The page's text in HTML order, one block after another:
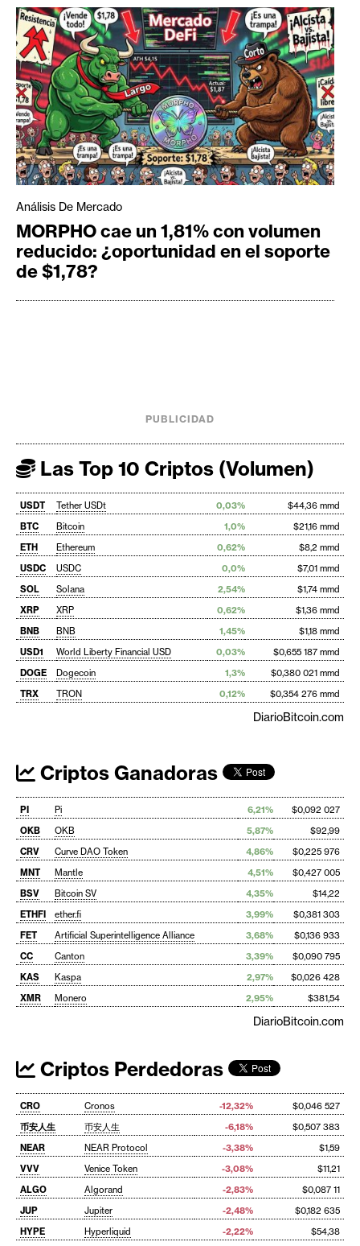
Análisis De Mercado
MORPHO cae un 1,81% con volumen
reducido: ¿oportunidad en el soporte
de $1,78?
PUBLICIDAD
Las Top 10 Criptos (Volumen)
USDT Tether USDt 0,03%
$44,36 mmd
BTC
Bitcoin 1,0%
$21,16 mmd
ETH
Ethereum 0,62%
$8,2 mmd
USDC
USDC 0,0%
$7,01 mmd
SOL
Solana 2,54%
$1,74 mmd
XRP
XRP 0,62%
$1,36 mmd
BNB
BNB 1,45%
$1,18 mmd
USD1
World Liberty Financial USD 0,03%
$0,655 187 mmd
DOGE
Dogecoin 1,3%
$0,380 021 mmd
TRX
TRON 0,12% $0,354 276 mmd
DiarioBitcoin.com
Criptos Ganadoras
PI Pi 6,21%
$0,092 027
OKB
OKB 5,87%
$92,99
CRV
Curve DAO Token 4,86%
$0,225 976
MNT
Mantle 4,51%
$0,427 005
BSV
Bitcoin SV 4,35%
$14,22
ETHFI
ether.fi 3,99%
$0,381 303
FET
Artificial Superintelligence Alliance 3,68%
$0,136 933
CC
Canton 3,39%
$0,090 795
KAS
Kaspa 2,97%
$0,026 428
XMR
Monero 2,95% $381,54
DiarioBitcoin.com
Criptos Perdedoras
CRO Cronos -12,32%
$0,046 527
币安人生
币安人生 -6,18%
$0,507 383
NEAR
NEAR Protocol -3,38%
$1,59
VVV
Venice Token -3,08%
$11,21
ALGO
Algorand -2,83%
$0,087 11
JUP
Jupiter -2,48%
$0,182 635
HYPE
Hyperliquid -2,22% $54,38